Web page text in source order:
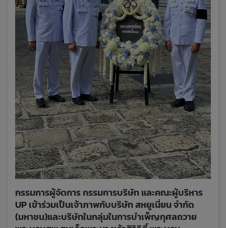
กรรมการผู้จัดการ กรรมการบริษัท และคณะผู้บริหาร
UP เข้าร่วมเป็นเจ้าภาพกับบริษัท สหยูเนี่ยน จำกัด
(มหาชน)และบริษัทในกลุ่มในการบำเพ็ญกุศลถวาย